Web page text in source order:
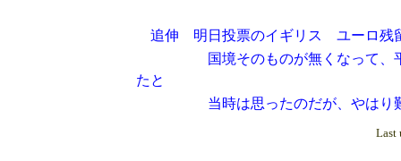
追伸 明日投票のイギリス ユーロ残
国境そのものが無くなって、平和
たと
当時は思ったのだが、やはり難し
Last